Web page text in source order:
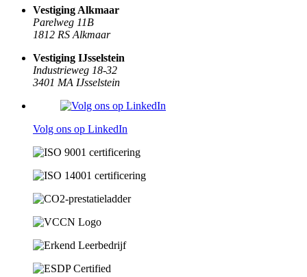
Vestiging Alkmaar
Parelweg 11B
1812 RS Alkmaar
Vestiging IJsselstein
Industrieweg 18-32
3401 MA IJsselstein
Volg ons op LinkedIn